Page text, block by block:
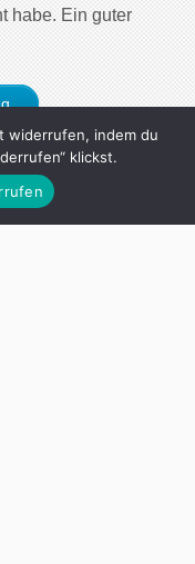
habe. Ein guter
widerrufen, indem du
klickst.